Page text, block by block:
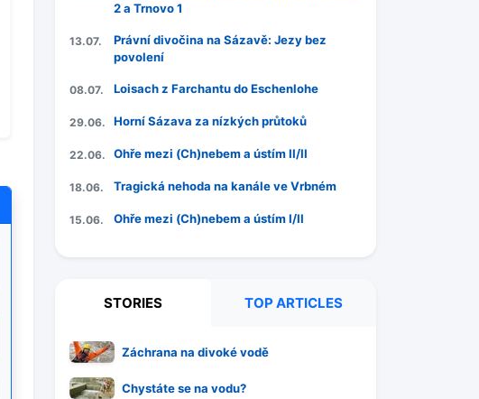
2 a Trnovo 1
13.07.
Právní divočina na Sázavě: Jezy bez
povolení
08.07. Loisach z Farchantu do Eschenlohe
29.06. Horní Sázava za nízkých průtoků
22.06. Ohře mezi (Ch)nebem a ústím II/II
18.06. Tragická nehoda na kanále ve Vrbném
15.06. Ohře mezi (Ch)nebem a ústím I/II
STORIES TOP ARTICLES
Záchrana na divoké vodě
Chystáte se na vodu?